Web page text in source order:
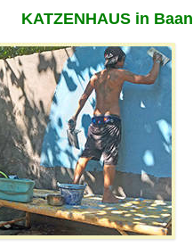
KATZENHAUSin Baan